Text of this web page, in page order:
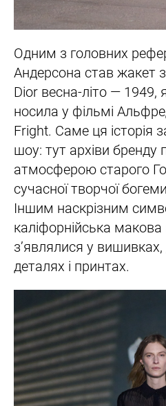
Одним з головних
Андерсона став жакет з
Dior весна-літо — 1949,
носила у фільмі
Fright. Саме ця історія
шоу: тут архіви бренду
атмосферою старого
сучасної творчої
Іншим наскрізним
каліфорнійська макова
з’являлися у
деталях і принтах.